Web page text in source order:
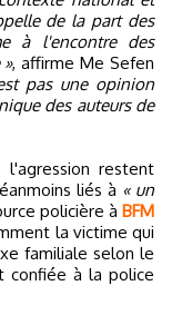
de la part des
à l'encontre des
, affirme Me Sefen
pas une opinion
des auteurs de
l'agression restent
liés à « un
policière à BFM
la victime qui
familiale selon le
à la police